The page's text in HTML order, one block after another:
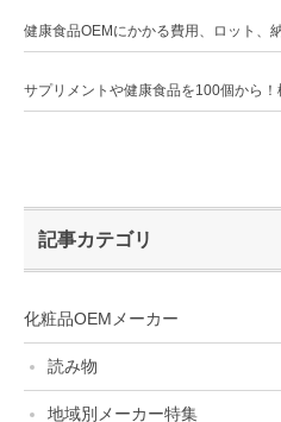
健康食品OEMにかかる費用、ロット、
サプリメントや健康食品を100個から
記事カテゴリ
化粧品OEMメーカー
読み物
地域別メーカー特集